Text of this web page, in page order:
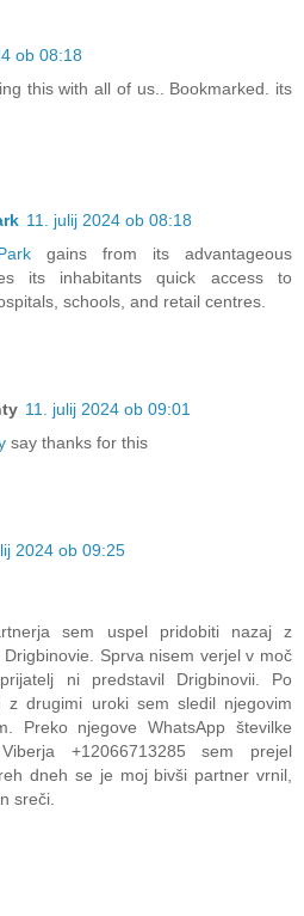
ob 08:18
this with all of us.. Bookmarked. its
11. julij 2024 ob 08:18
gains from its advantageous
its inhabitants quick access to
schools, and retail centres.
11. julij 2024 ob 09:01
say thanks for this
2024 ob 09:25
sem uspel pridobiti nazaj z
Sprva nisem verjel v moč
ni predstavil Drigbinovii. Po
z drugimi uroki sem sledil njegovim
Preko njegove WhatsApp številke
+12066713285 sem prejel
dneh se je moj bivši partner vrnil,
sreči.